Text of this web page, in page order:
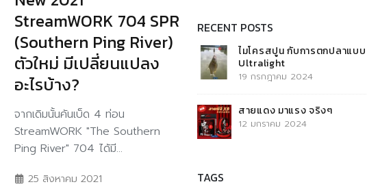
StreamWORK 704 SPR
(Southern Ping River)
ตัวใหม่ มีเปลี่ยนแปลง
อะไรบ้าง?
จากเดิมนั้นคันเบ็ด 4 ท่อน
StreamWORK "The Southern
Ping River" 704 ได้มี...
25 สิงหาคม 2021
RECENT POSTS
ไมโครสปูน กับการตกปลาแบบ
Ultralight
19 กรกฎาคม 2024
สายแดง มาแรง จริงๆ
12 มกราคม 2024
TAGS